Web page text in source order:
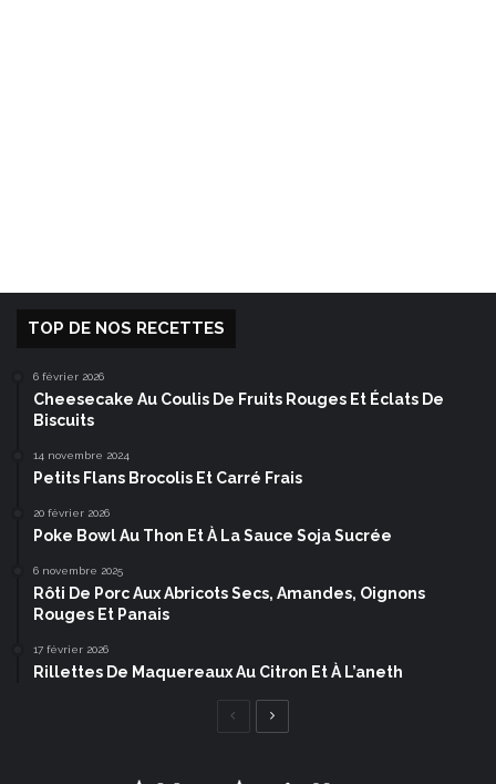
TOP DE NOS RECETTES
6 février 2026
Cheesecake Au Coulis De Fruits Rouges Et Éclats De
Biscuits
14 novembre 2024
Petits Flans Brocolis Et Carré Frais
20 février 2026
Poke Bowl Au Thon Et À La Sauce Soja Sucrée
6 novembre 2025
Rôti De Porc Aux Abricots Secs, Amandes, Oignons
Rouges Et Panais
17 février 2026
Rillettes De Maquereaux Au Citron Et À L’aneth
Page